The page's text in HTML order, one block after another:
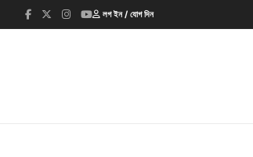
লগ ইন / যোগ দিন